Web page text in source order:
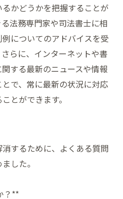
かどうかを把握することが
法務専門家や司法書士に相
についてのアドバイスを受
らに、インターネットや書
する最新のニュースや情報
で、常に最新の状況に対応
とができます。
するために、よくある質問
した。
？**